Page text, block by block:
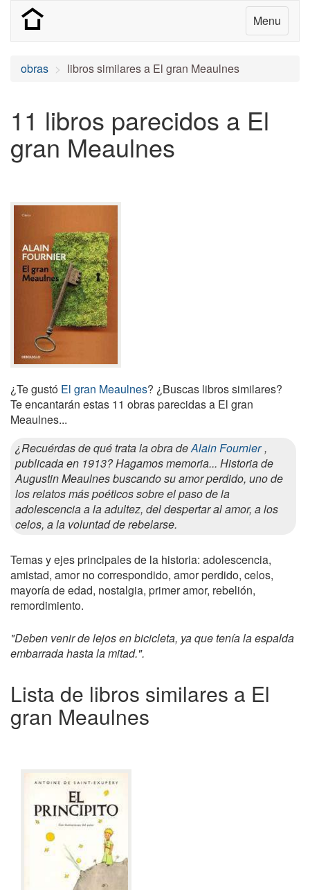
Menu
obras libros similares a El gran Meaulnes
11 libros parecidos a El
gran Meaulnes
¿Te gustó El gran Meaulnes? ¿Buscas libros similares?
Te encantarán estas 11 obras parecidas a El gran
Meaulnes...
¿Recuérdas de qué trata la obra deAlain Fournier ,
publicada en 1913? Hagamos memoria... Historia de
Augustin Meaulnes buscando su amor perdido, uno de
los relatos más poéticos sobre el paso de la
adolescencia a la adultez, del despertar al amor, a los
celos, a la voluntad de rebelarse.
Temas y ejes principales de la historia: adolescencia,
amistad, amor no correspondido, amor perdido, celos,
mayoría de edad, nostalgia, primer amor, rebelión,
remordimiento.
"Deben venir de lejos en bicicleta, ya que tenía la espalda
embarrada hasta la mitad.".
Lista de libros similares a El
gran Meaulnes